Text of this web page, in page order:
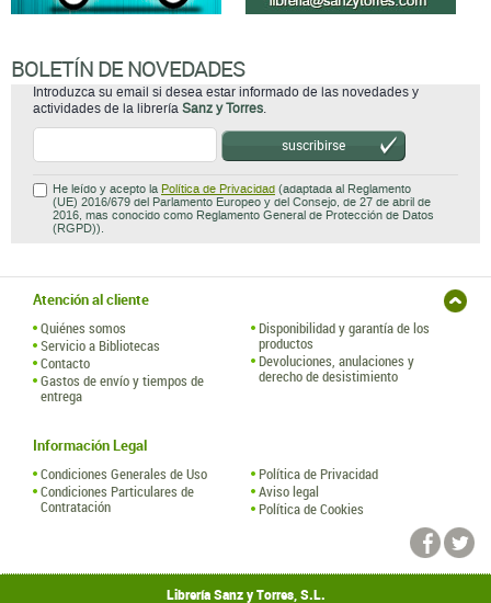
BOLETÍN DE NOVEDADES
Introduzca su email si desea estar informado de las novedades y
actividades de la librería Sanz y Torres.
suscribirse
He leído y acepto la Política de Privacidad (adaptada al Reglamento
(UE) 2016/679 del Parlamento Europeo y del Consejo, de 27 de abril de
2016, mas conocido como Reglamento General de Protección de Datos
(RGPD)).
Atención al cliente
Quiénes somos
Servicio a Bibliotecas
Contacto
Gastos de envío y tiempos de
entrega
Disponibilidad y garantía de los
productos
Devoluciones, anulaciones y
derecho de desistimiento
Información Legal
Condiciones Generales de Uso
Condiciones Particulares de
Contratación
Política de Privacidad
Aviso legal
Política de Cookies
Librería Sanz y Torres, S.L.